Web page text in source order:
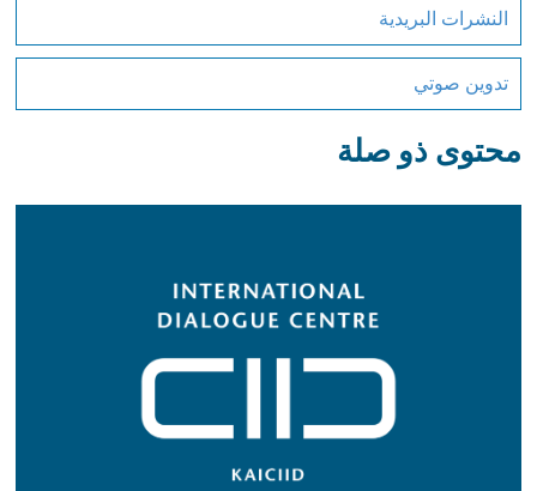
النشرات البريدية
تدوين صوتي
محتوى ذو صلة